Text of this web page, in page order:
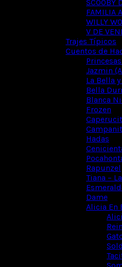
SCOOBY
FAMILIA
WILLY
V DE
Trajes Típicos
Cuentos de
Jazmin
La Bella
Bella
Blanca
Frozen
Hadas
Rapunzel
Tiana –
Dame
Alicia En